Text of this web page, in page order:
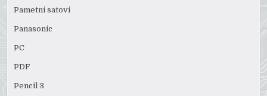
Pametni satovi
Panasonic
PC
PDF
Pencil 3